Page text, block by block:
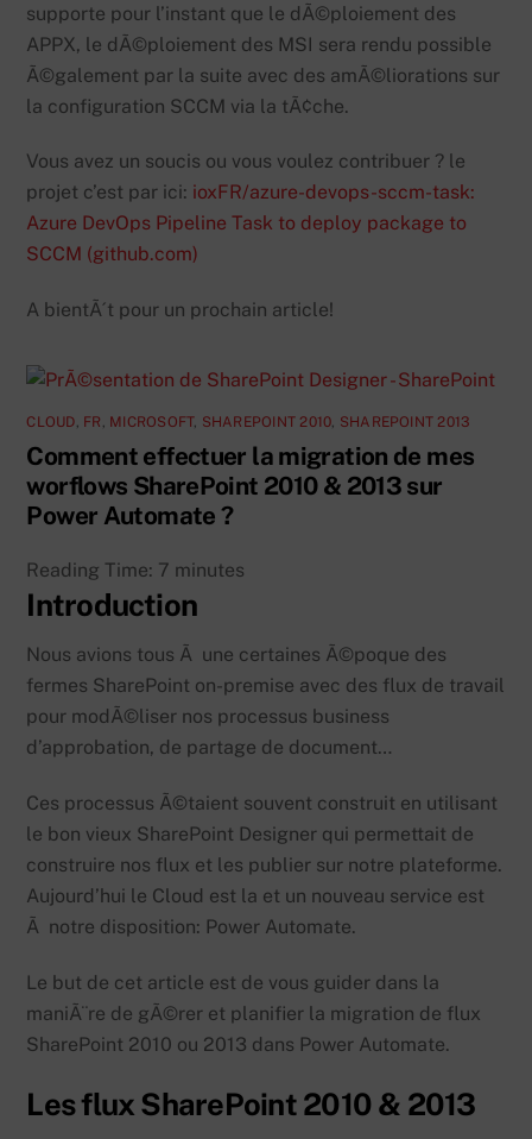
supporte pour l’instant que le dÃ©ploiement des
APPX, le dÃ©ploiement des MSI sera rendu possible
Ã©galement par la suite avec des amÃ©liorations sur
la configuration SCCM via la tÃ¢che.
Vous avez un soucis ou vous voulez contribuer ? le
projet c’est par ici: ioxFR/azure-devops-sccm-task:
Azure DevOps Pipeline Task to deploy package to
SCCM (github.com)
A bientÃ´t pour un prochain article!
CLOUD FR MICROSOFT, SHAREPOINT 2010 SHAREPOINT 2013
Comment effectuer la migration de mes
worflows SharePoint 2010 & 2013 sur
Power Automate ?
Reading Time: 7 minutes
Introduction
Nous avions tous Ã une certaines Ã©poque des
fermes SharePoint on-premise avec des flux de travail
pour modÃ©liser nos processus business
d’approbation, de partage de document…
Ces processus Ã©taient souvent construit en utilisant
le bon vieux SharePoint Designer qui permettait de
construire nos flux et les publier sur notre plateforme.
Aujourd’hui le Cloud est la et un nouveau service est
Ã notre disposition: Power Automate.
Le but de cet article est de vous guider dans la
maniÃ¨re de gÃ©rer et planifier la migration de flux
SharePoint 2010 ou 2013 dans Power Automate.
Les flux SharePoint 2010 & 2013